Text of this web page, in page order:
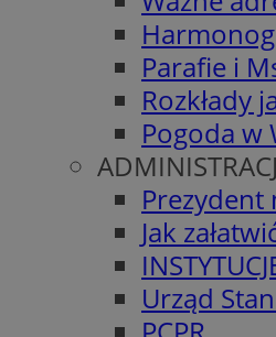
Parafie i
Rozkłady
Pogoda w
Prezydent
Jak
Urząd